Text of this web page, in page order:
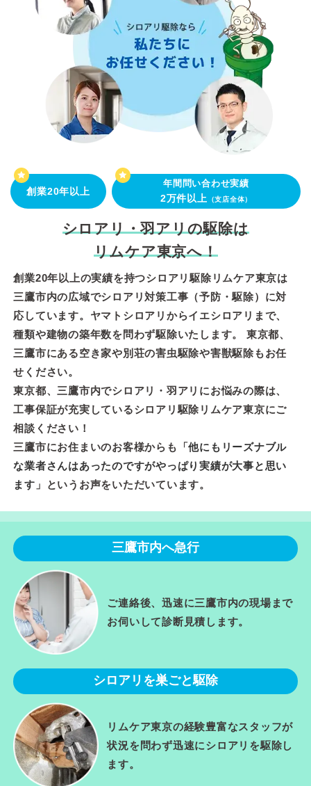
創業20年以上
年間問い合わせ実績
2万件以上 （支店全体）
シロアリ・羽アリの駆除は
リムケア東京へ！
創業20年以上の実績を持つシロアリ駆除リムケア東京は
三鷹市内の広域でシロアリ対策工事（予防・駆除）に対
応しています。ヤマトシロアリからイエシロアリまで、
種類や建物の築年数を問わず駆除いたします。 東京都、
三鷹市にある空き家や別荘の害虫駆除や害獣駆除もお任
せください。
東京都、三鷹市内でシロアリ・羽アリにお悩みの際は、
工事保証が充実しているシロアリ駆除リムケア東京にご
相談ください！
三鷹市にお住まいのお客様からも「他にもリーズナブル
な業者さんはあったのですがやっぱり実績が大事と思い
ます 」というお声をいただいています。
三鷹市内へ急行
ご連絡後、迅速に三鷹市内の現場まで
お伺いして診断見積します。
シロアリを巣ごと駆除
リムケア東京の経験豊富なスタッフが
状況を問わず迅速にシロアリを駆除し
ます。